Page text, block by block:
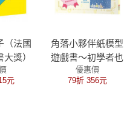
（法國
獎）
元
角落小夥伴紙模型
遊戲書～初學者也
能輕鬆上手篇～大
朋友、小朋友一起
優惠價
79折 356元